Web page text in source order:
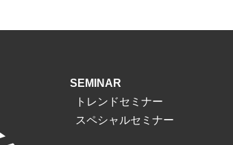
SEMINAR
トレンドセミナー
スペシャルセミナー